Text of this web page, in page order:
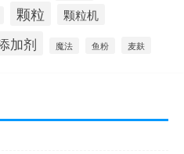
颗粒 颗粒机
加剂 魔法 鱼粉 麦麸